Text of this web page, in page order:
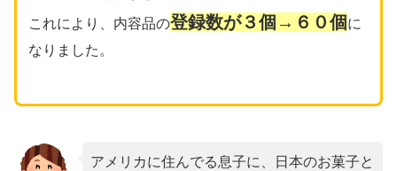
これにより、内容品の登録数が３個→６０個 に
なりました。
アメリカに住んでる息子に、日本のお菓子と